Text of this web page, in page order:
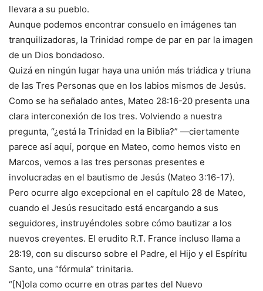
llevara a su pueblo.
Aunque podemos encontrar consuelo en imágenes tan
tranquilizadoras, la Trinidad rompe de par en par la imagen
de un Dios bondadoso.
Quizá en ningún lugar haya una unión más triádica y triuna
de las Tres Personas que en los labios mismos de Jesús.
Como se ha señalado antes, Mateo 28:16-20 presenta una
clara interconexión de los tres. Volviendo a nuestra
pregunta, “¿está la Trinidad en la Biblia?” —ciertamente
parece así aquí, porque en Mateo, como hemos visto en
Marcos, vemos a las tres personas presentes e
involucradas en el bautismo de Jesús (Mateo 3:16-17).
Pero ocurre algo excepcional en el capítulo 28 de Mateo,
cuando el Jesús resucitado está encargando a sus
seguidores, instruyéndoles sobre cómo bautizar a los
nuevos creyentes. El erudito R.T. France incluso llama a
28:19, con su discurso sobre el Padre, el Hijo y el Espíritu
Santo, una “fórmula” trinitaria.
“[N]ola como ocurre en otras partes del Nuevo